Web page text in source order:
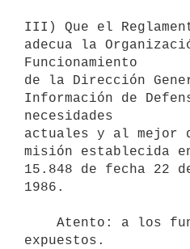
III) Que el
adecua la
Funcionamiento
de la Dirección
Información de
necesidades
actuales y al mejor
misión establecida
15.848 de fecha 22
1986.
expuestos.